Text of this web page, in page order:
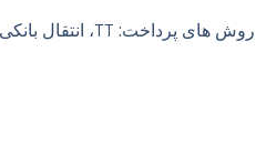
روش های پرداخت: